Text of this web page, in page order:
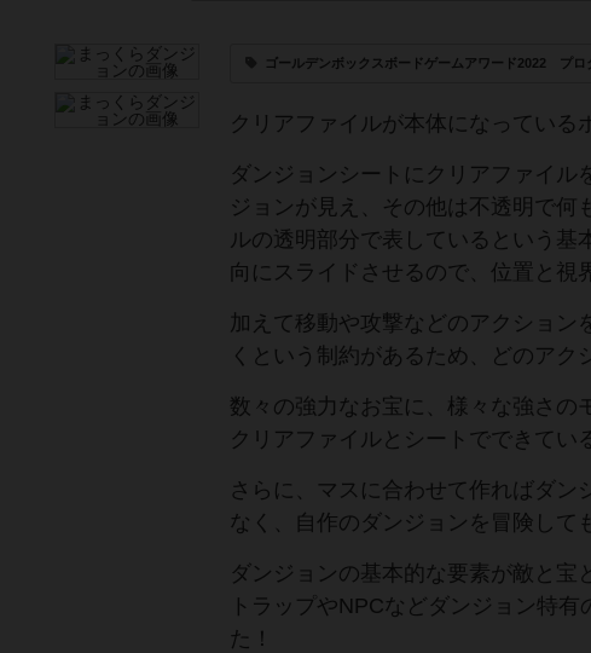
ゴールデンボックスボードゲームアワード2022 プ
クリアファイルが本体になっている
ダンジョンシートにクリアファイ
ジョンが見え、その他は不透明で何
ルの透明部分で表しているという
向にスライドさせるので、位置と視
加えて移動や攻撃などのアクショ
くという制約があるため、どのアク
数々の強力なお宝に、様々な強さの
クリアファイルとシートでできてい
さらに、マスに合わせて作ればダ
なく、自作のダンジョンを冒険して
ダンジョンの基本的な要素が敵と
トラップやNPCなどダンジョン特
た！